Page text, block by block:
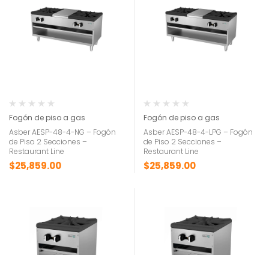
Fogón de piso a gas
Asber AESP-48-4-NG – Fogón
de Piso 2 Secciones –
Restaurant Line
$25,859.00
Fogón de piso a gas
Asber AESP-48-4-LPG – Fogón
de Piso 2 Secciones –
Restaurant Line
$25,859.00